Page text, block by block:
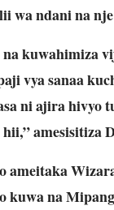
wa ndani na
kuwahimiza
vya sanaa
ni ajira hivyo
amesisitiza
ameitaka
kuwa na